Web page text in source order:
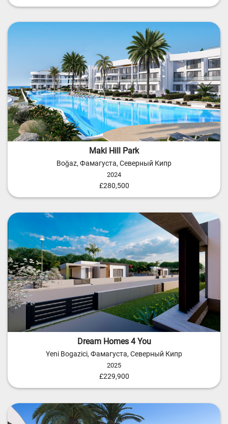
Maki Hill Park
Boğaz, Фамагуста, Северный Кипр
2024
£280,500
Dream Homes 4 You
Yeni Bogazici, Фамагуста, Северный Кипр
2025
£229,900